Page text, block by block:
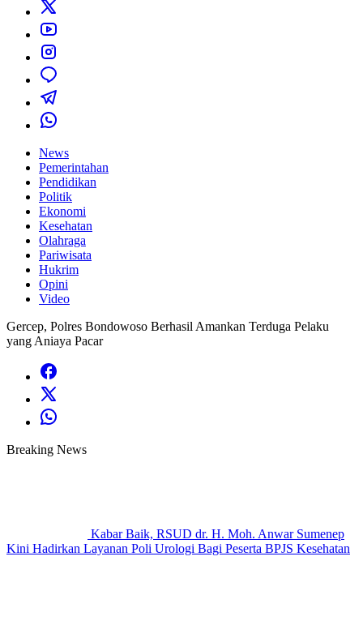
News
Pemerintahan
Pendidikan
Politik
Ekonomi
Kesehatan
Olahraga
Pariwisata
Hukrim
Opini
Video
Gercep, Polres Bondowoso Berhasil Amankan Terduga Pelaku
yang Aniaya Pacar
Breaking News
Kabar Baik, RSUD dr. H. Moh. Anwar Sumenep
Kini Hadirkan Layanan Poli Urologi Bagi Peserta BPJS Kesehatan